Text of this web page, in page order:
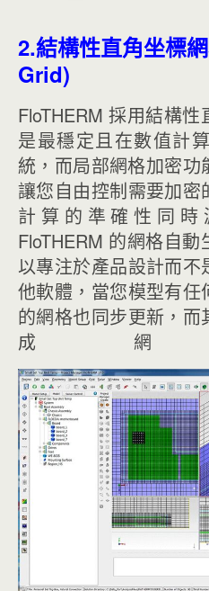
2.結構性直角坐標
Grid)
FloTHERM 採用結構
是最穩定且在數值計
統，而局部網格加密功
讓您自由控制需要加
計算的準確性同
FloTHERM 的網格自
以專注於產品設計而
他軟體，當您模型有
的網格也同步更新，
成網